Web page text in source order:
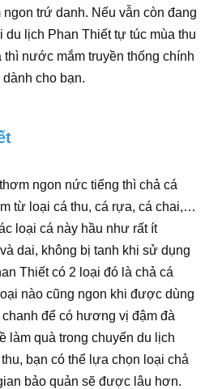
trứ danh. Nếu vẫn còn đang
du lịch Phan Thiết tự túc mùa thu
thì nước mắm truyền thống chính
cho bạn.
ngon nức tiếng thì chả cá
từ loại cá thu, cá rựa, cá chai,…
loại cá này hầu như rất ít
dai, không bị tanh khi sử dụng
Thiết có 2 loại đó là chả cá
nào cũng ngon khi được dùng
để có hương vị đậm đà
làm quà trong chuyến du lịch
bạn có thể lựa chọn loại chả
bảo quản sẽ được lâu hơn.